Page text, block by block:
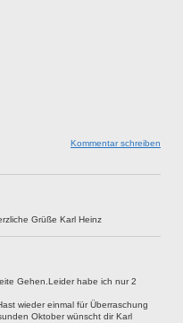
Kommentar schreiben
Grüße Karl Heinz
Gehen.Leider habe ich nur 2
wieder einmal für Überraschung
Oktober wünscht dir Karl